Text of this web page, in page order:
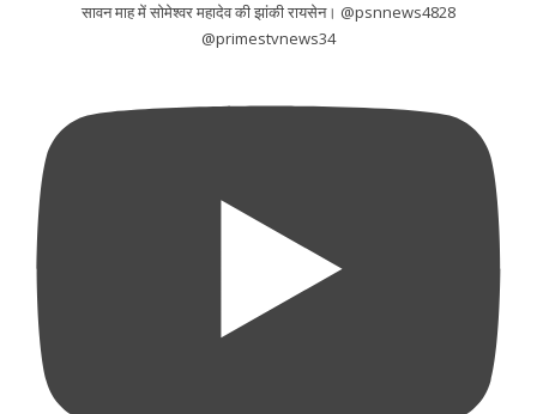
सावन माह में सोमेश्वर महादेव की झांकी रायसेन। @psnnews4828
@primestvnews34